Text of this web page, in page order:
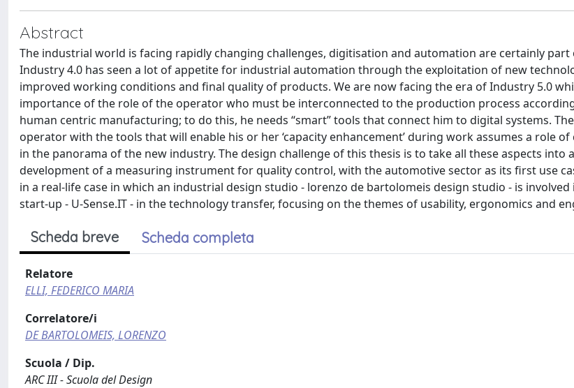
Abstract
The industrial world is facing rapidly changing challenges, digitisation and automation are certainly part
Industry 4.0 has seen a lot of appetite for industrial automation through the exploitation of new
improved working conditions and final quality of products. We are now facing the era of Industry 5.0
importance of the role of the operator who must be interconnected to the production process
human centric manufacturing; to do this, he needs “smart” tools that connect him to digital systems.
operator with the tools that will enable his or her ‘capacity enhancement’ during work assumes a role
in the panorama of the new industry. The design challenge of this thesis is to take all these aspects into
development of a measuring instrument for quality control, with the automotive sector as its first use
in a real-life case in which an industrial design studio - lorenzo de bartolomeis design studio - is
start-up - U-Sense.IT - in the technology transfer, focusing on the themes of usability, ergonomics and
Scheda breve Scheda completa
Relatore
ELLI, FEDERICO MARIA
Correlatore/i
DE BARTOLOMEIS, LORENZO
Scuola / Dip.
ARC III - Scuola del Design